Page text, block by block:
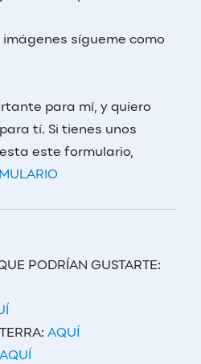
imágenes sígueme como
para mí, y quiero
tí. Si tienes unos
este formulario,
PODRÍAN GUSTARTE:
AQUÍ
AQUÍ